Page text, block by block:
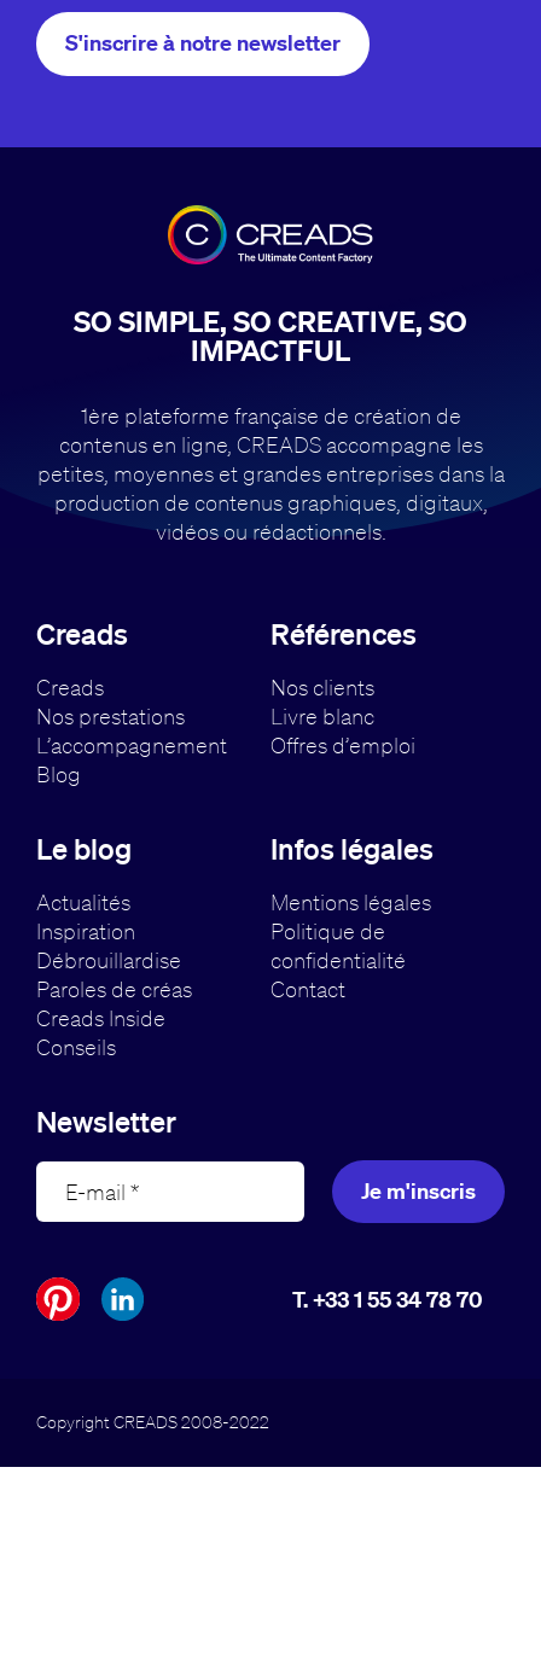
S'inscrire à notre newsletter
SO SIMPLE, SO CREATIVE, SO
IMPACTFUL
1ère plateforme française de création de
contenus en ligne, CREADS accompagne les
petites, moyennes et grandes entreprises dans la
production de contenus graphiques, digitaux,
vidéos ou rédactionnels.
Creads
Creads
Nos prestations
L’accompagnement
Blog
Références
Nos clients
Livre blanc
Offres d’emploi
Le blog
Actualités
Inspiration
Débrouillardise
Paroles de créas
Creads Inside
Conseils
Infos légales
Mentions légales
Politique de
confidentialité
Contact
Newsletter
Je m'inscris
T. +33 1 55 34 78 70
Copyright CREADS 2008-2022